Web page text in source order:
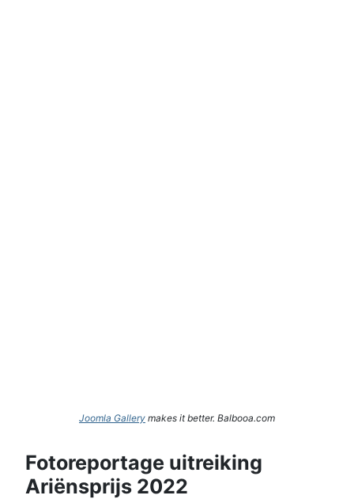
Joomla Gallery makes it better. Balbooa.com
Fotoreportage uitreiking
Ariënsprijs 2022